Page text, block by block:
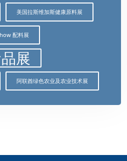
美国拉斯维加斯健康原料展
配料展
展
阿联酋绿色农业及农业技术展